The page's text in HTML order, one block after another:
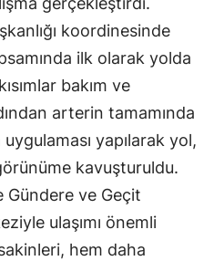
koordinesinde
ilk olarak yolda
bakım ve
arterin tamamında
yapılarak yol,
kavuşturuldu.
Gündere ve Geçit
ulaşımı önemli
hem daha